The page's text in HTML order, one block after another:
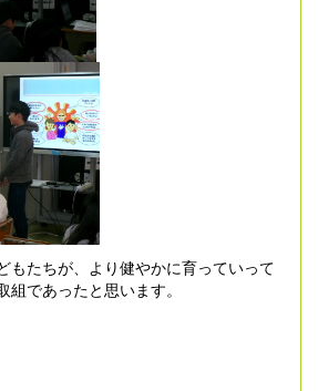
もたちが、より健やかに育っていって
組であったと思います。